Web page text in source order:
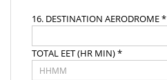
16. DESTINATION AERODROME *
TOTAL EET (HR MIN) *